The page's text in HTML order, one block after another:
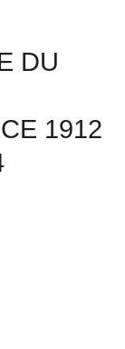
DU
1912